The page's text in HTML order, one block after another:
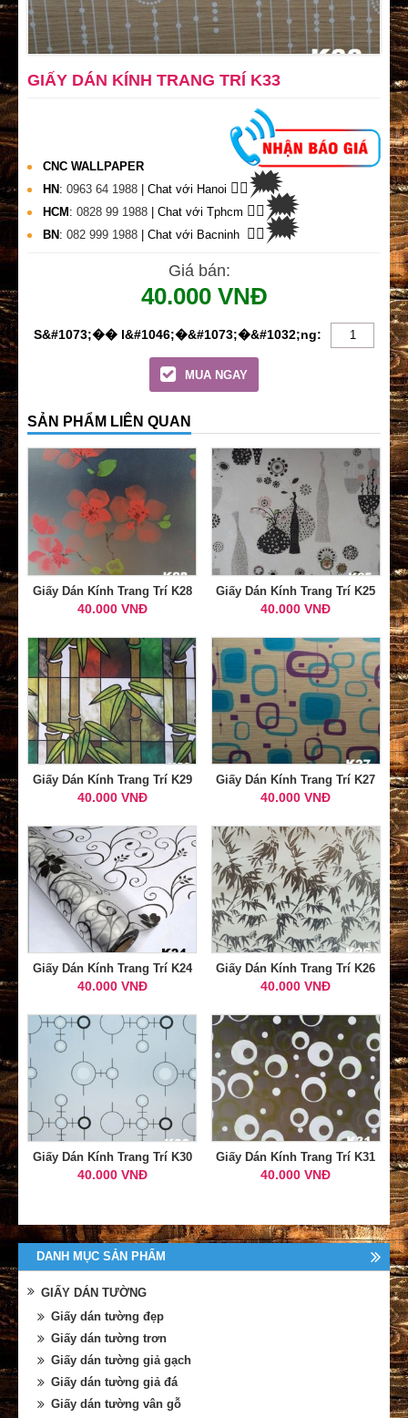
GIẤY DÁN KÍNH TRANG TRÍ K33
CNC WALLPAPER
HN : 0963 64 1988 | Chat với Hanoi 👉🏽🗯
HCM : 0828 99 1988 | Chat với Tphcm 👉🏽🗯
BN : 082 999 1988 | Chat với Bacninh 👉🏽🗯
Giá bán:
40.000 VNĐ
MUA NGAY
SẢN PHẨM LIÊN QUAN
Giấy Dán Kính Trang Trí K28
40.000 VNĐ
Giấy Dán Kính Trang Trí K25
40.000 VNĐ
Giấy Dán Kính Trang Trí K29
40.000 VNĐ
Giấy Dán Kính Trang Trí K27
40.000 VNĐ
Giấy Dán Kính Trang Trí K24
40.000 VNĐ
Giấy Dán Kính Trang Trí K26
40.000 VNĐ
Giấy Dán Kính Trang Trí K30
40.000 VNĐ
Giấy Dán Kính Trang Trí K31
40.000 VNĐ
DANH MỤC SẢN PHẨM
GIẤY DÁN TƯỜNG
Giấy dán tường đẹp
Giấy dán tường trơn
Giấy dán tường giả gạch
Giấy dán tường giả đá
Giấy dán tường vân gỗ